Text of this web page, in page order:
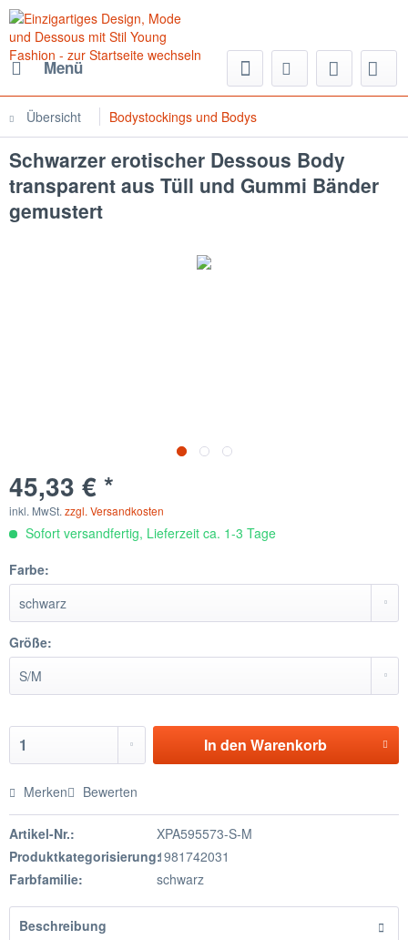
Menü
Übersicht Bodystockings und Bodys
Schwarzer erotischer Dessous Body
transparent aus Tüll und Gummi Bänder
gemustert
45,33 € *
inkl. MwSt. zzgl. Versandkosten
Sofort versandfertig, Lieferzeit ca. 1-3 Tage
Farbe:
Größe:
In den Warenkorb
Merken Bewerten
Artikel-Nr.:
XPA595573-S-M
Produktkategorisierung:1981742031
Farbfamilie:
schwarz
Beschreibung